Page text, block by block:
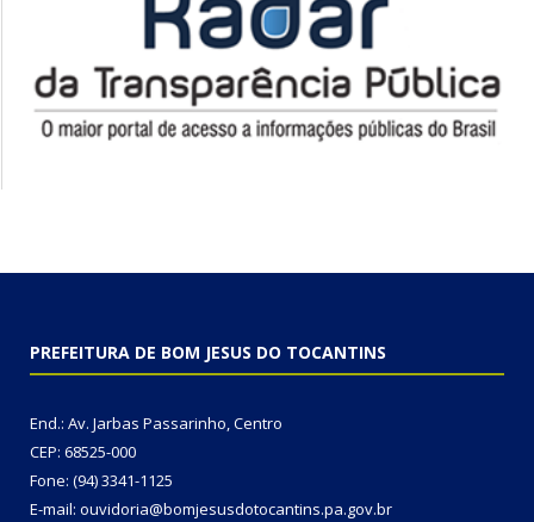
PREFEITURA DE BOM JESUS DO TOCANTINS
End.: Av. Jarbas Passarinho, Centro
CEP: 68525-000
Fone: (94) 3341-1125
E-mail: ouvidoria@bomjesusdotocantins.pa.gov.br